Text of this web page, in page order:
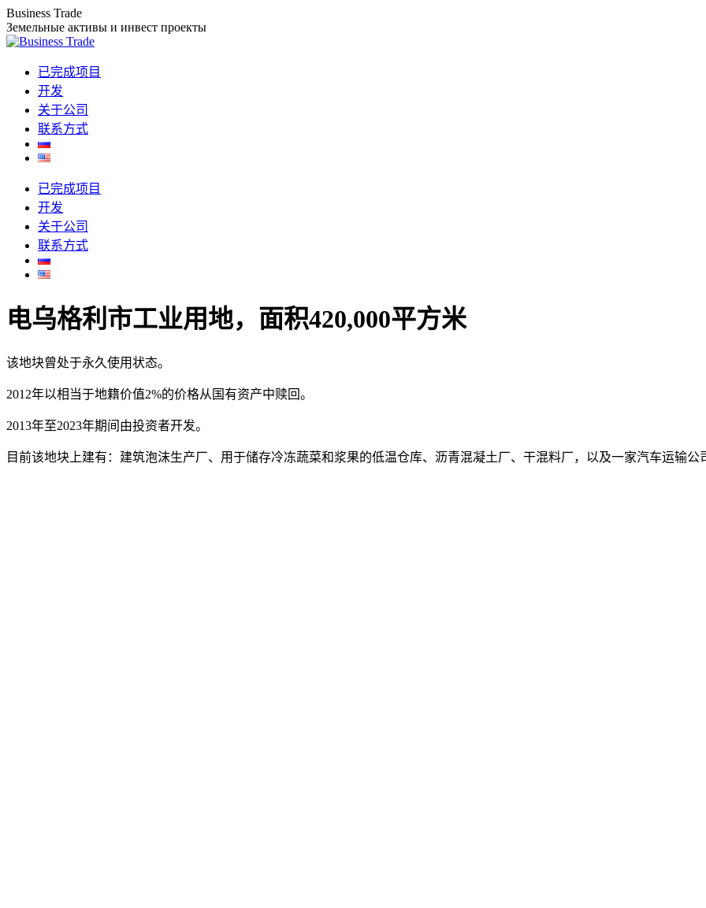
跳
转
Business Trade
Земельные активы и инвест проекты
已完成项目
开发
关于公司
联系方式
已完成项目
开发
关于公司
联系方式
电乌格利市工业用地，面积420,000平方米
该地块曾处于永久使用状态。
2012年以相当于地籍价值2%的价格从国有资产中赎回。
2013年至2023年期间由投资者开发。
目前该地块上建有：建筑泡沫生产厂、用于储存冷冻蔬菜和浆果的低温仓库、沥青混凝土厂、干混料厂，以及一家汽车运输公